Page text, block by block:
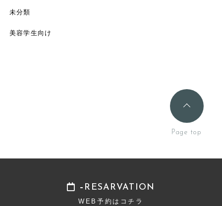
未分類
美容学生向け
RESARVATION
WEB予約はコチラ